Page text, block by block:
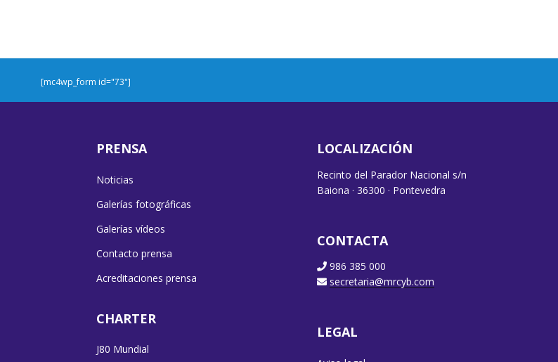
[mc4wp_form id="73"]
PRENSA
Noticias
Galerías fotográficas
Galerías vídeos
Contacto prensa
Acreditaciones prensa
CHARTER
J80 Mundial
LOCALIZACIÓN
Recinto del Parador Nacional s/n
Baiona · 36300 · Pontevedra
CONTACTA
986 385 000
secretaria@mrcyb.com
LEGAL